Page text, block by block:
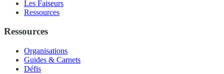
Les Faiseurs
Ressources
Ressources
Organisations
Guides & Carnets
Défis